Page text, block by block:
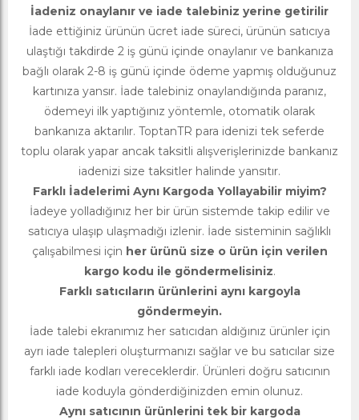
İadeniz onaylanır ve iade talebiniz yerine getirilir
İade ettiğiniz ürünün ücret iade süreci, ürünün satıcıya
ulaştığı takdirde 2 iş günü içinde onaylanır ve bankanıza
bağlı olarak 2-8 iş günü içinde ödeme yapmış olduğunuz
kartınıza yansır. İade talebiniz onaylandığında paranız,
ödemeyi ilk yaptığınız yöntemle, otomatik olarak
bankanıza aktarılır. ToptanTR para idenizi tek seferde
toplu olarak yapar ancak taksitli alışverişlerinizde bankanız
iadenizi size taksitler halinde yansıtır.
Farklı İadelerimi Aynı Kargoda Yollayabilir miyim?
İadeye yolladığınız her bir ürün sistemde takip edilir ve
satıcıya ulaşıp ulaşmadığı izlenir. İade sisteminin sağlıklı
çalışabilmesi için her ürünü size o ürün için verilen
kargo kodu ile göndermelisiniz.
Farklı satıcıların ürünlerini aynı kargoyla
göndermeyin.
İade talebi ekranımız her satıcıdan aldığınız ürünler için
ayrı iade talepleri oluşturmanızı sağlar ve bu satıcılar size
farklı iade kodları vereceklerdir. Ürünleri doğru satıcının
iade koduyla gönderdiğinizden emin olunuz.
Aynı satıcının ürünlerini tek bir kargoda